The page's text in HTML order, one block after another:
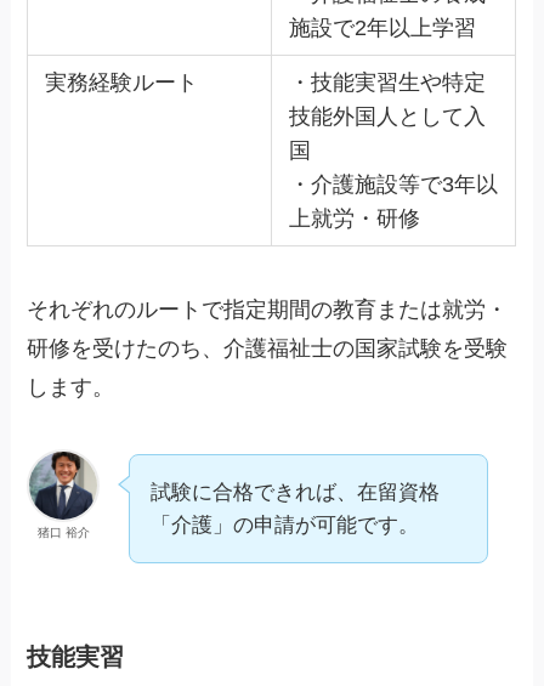
施設で2年以上学習
実務経験ルート
・技能実習生や特定
技能外国人として入
国
・介護施設等で3年以
上就労・研修
それぞれのルートで指定期間の教育または就労・
研修を受けたのち、介護福祉士の国家試験を受験
します。
猪口 裕介
試験に合格できれば、在留資格
「介護」の申請が可能です。
技能実習